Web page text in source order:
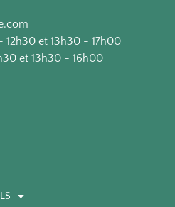
b
e
i
n
et 13h30 - 17h00
et 13h30 - 16h00